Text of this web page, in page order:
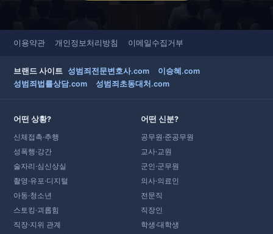
이용약관 개인정보처리방침 이메일수집거부
브랜드 사이트 성범죄전문변호사.com
이승혜.com
성범죄법률상담.com
성범죄초동대처.com
어떤 상황?
신체접촉·추행
성폭행·강간
술자리·심신상실
촬영·유포·디지털
아동·청소년
스토킹·괴롭힘
직장·지위 관계
어떤 신분?
공무원·준공무원
교사·교원
군인·군무원
의사·의료인
전문직
직장인
학생·대학생